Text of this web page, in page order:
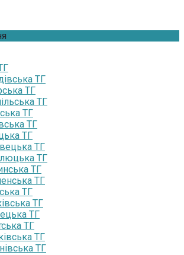
ТГ
ТГ
ТГ
ТГ
ТГ
ТГ
ТГ
ТГ
ТГ
ТГ
ТГ
ТГ
ТГ
ТГ
ТГ
ТГ